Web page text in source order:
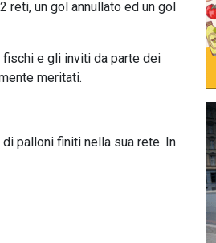
reti, un gol annullato ed un gol
e gli inviti da parte dei
meritati.
palloni finiti nella sua rete. In